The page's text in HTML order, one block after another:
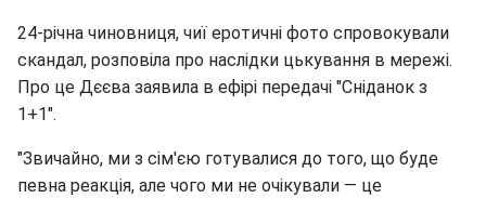
24-річна чиновниця, чиї еротичні фото спровокували
скандал, розповіла про наслідки цькування в мережі.
Про це Дєєва заявила в ефірі передачі "Сніданок з
1+1".
"Звичайно, ми з сім'єю готувалися до того, що буде
певна реакція, але чого ми не очікували — це